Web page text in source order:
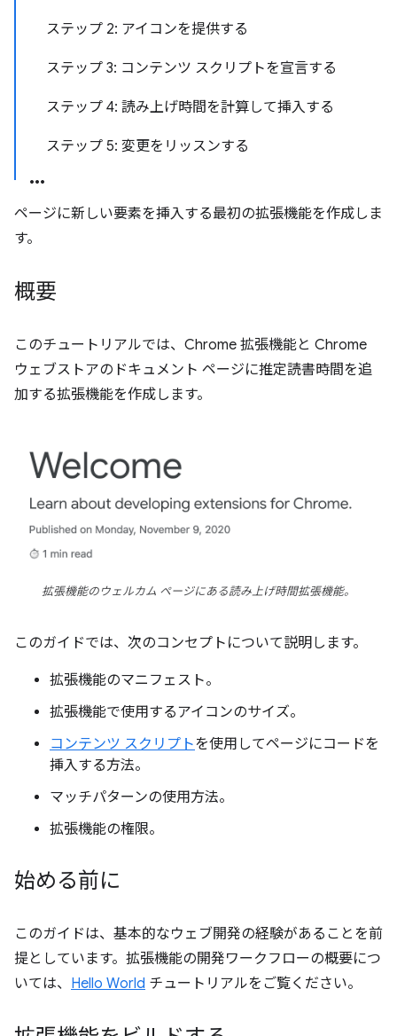
ステップ 2: アイコンを提供する
ステップ 3: コンテンツ スクリプトを宣言する
ステップ 4: 読み上げ時間を計算して挿入する
ステップ 5: 変更をリッスンする
ページに新しい要素を挿入する最初の拡張機能を作成しま
す。
概要
このチュートリアルでは、Chrome 拡張機能と Chrome
ウェブストアのドキュメント ページに推定読書時間を追
加する拡張機能を作成します。
拡張機能のウェルカム ページにある読み上げ時間拡張機能。
このガイドでは、次のコンセプトについて説明します。
拡張機能のマニフェスト。
拡張機能で使用するアイコンのサイズ。
コンテンツ スクリプトを使用してページにコードを
挿入する方法。
マッチパターンの使用方法。
拡張機能の権限。
始める前に
このガイドは、基本的なウェブ開発の経験があることを前
提としています。拡張機能の開発ワークフローの概要につ
いては、 Hello World チュートリアルをご覧ください。